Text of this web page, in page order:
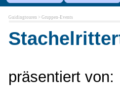
Guidingtouren > Gruppen-Events
präsentiert von: